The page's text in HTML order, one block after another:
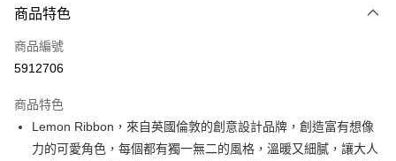
信用卡一次付款
超商取貨付款
Apple Pay
街口支付
商品特色
商品編號
5912706
商品特色
Lemon Ribbon，來自英國倫敦的創意設計品牌，創造富有想像
力的可愛角色，每個都有獨一無二的風格，溫暖又細膩，讓大人